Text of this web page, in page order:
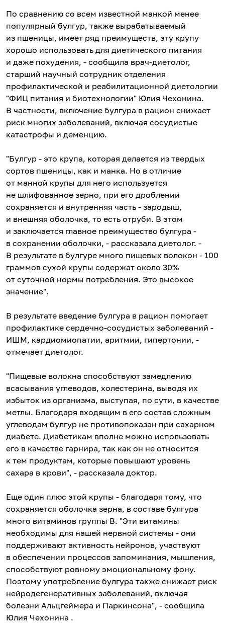
По сравнению со всем известной манкой менее
популярный булгур, также вырабатываемый
из пшеницы, имеет ряд преимуществ, эту крупу
хорошо использовать для диетического питания
и даже похудения, - сообщила врач-диетолог,
старший научный сотрудник отделения
профилактической и реабилитационной диетологии
"ФИЦ питания и биотехнологии" Юлия Чехонина.
В частности, включение булгура в рацион снижает
риск многих заболеваний, включая сосудистые
катастрофы и деменцию.
"Булгур - это крупа, которая делается из твердых
сортов пшеницы, как и манка. Но в отличие
от манной крупы для него используется
не шлифованное зерно, при его дроблении
сохраняется и внутренняя часть - зародыш,
и внешняя оболочка, то есть отруби. В этом
и заключается главное преимущество булгура -
в сохранении оболочки, - рассказала диетолог. -
В результате в булгуре много пищевых волокон - 100
граммов сухой крупы содержат около 30%
от суточной нормы потребления. Это высокое
значение".
В результате введение булгура в рацион помогает
профилактике сердечно-сосудистых заболеваний -
ИШМ, кардиомиопатии, аритмии, гипертонии, -
отмечает диетолог.
"Пищевые волокна способствуют замедлению
всасывания углеводов, холестерина, выводя их
избыток из организма, выступая, по сути, в качестве
метлы. Благодаря входящим в его состав сложным
углеводам булгур не противопоказан при сахарном
диабете. Диабетикам вполне можно использовать
его в качестве гарнира, так как он не относится
к тем продуктам, которые повышают уровень
сахара в крови", - рассказала доктор.
Еще один плюс этой крупы - благодаря тому, что
сохраняется оболочка зерна, в составе булгура
много витаминов группы В. "Эти витамины
необходимы для нашей нервной системы - они
поддерживают активность нейронов, участвуют
в обеспечении процессов запоминания, мышления,
способствуют ровному эмоциональному фону.
Поэтому употребление булгура также снижает риск
нейродегенеративных заболеваний, включая
болезни Альцгеймера и Паркинсона", - сообщила
Юлия Чехонина .